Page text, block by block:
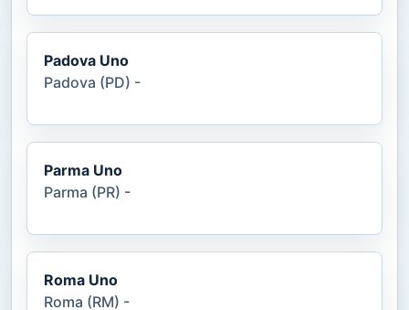
Padova Uno
Padova (PD) -
Parma Uno
Parma (PR) -
Roma Uno
Roma (RM) -